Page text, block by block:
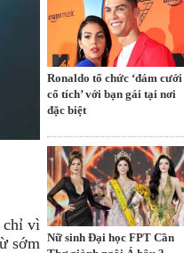
chỉ vì
sớm
Ronaldo tổ chức ‘đám cưới
cổ tích’ với bạn gái tại nơi
đặc biệt
Nữ sinh Đại học FPT Cần